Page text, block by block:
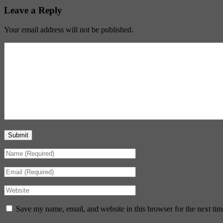
Leave a Reply
Your email address will not be published.
Submit
Save my name, email, and website in this browser for the next